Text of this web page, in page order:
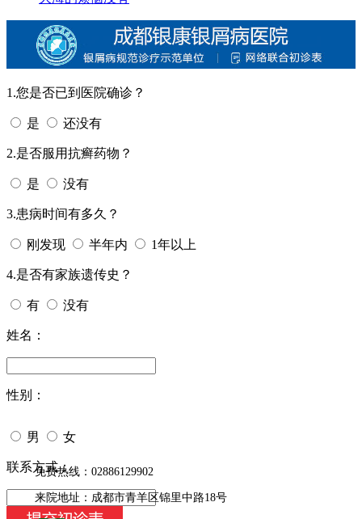
1.您是否已到医院确诊？
是 还没有
2.是否服用抗癣药物？
是 没有
3.患病时间有多久？
刚发现 半年内 1年以上
4.是否有家族遗传史？
有 没有
姓名：
性别：
男 女
今天日期：
联系方式：
免费热线：02886129902
来院地址：成都市青羊区锦里中路18号